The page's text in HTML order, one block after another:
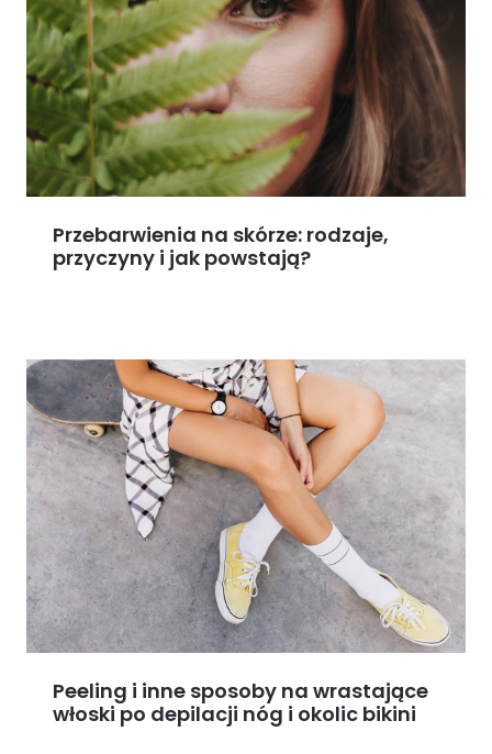
Przebarwienia na skórze: rodzaje,
przyczyny i jak powstają?
Peeling i inne sposoby na wrastające
włoski po depilacji nóg i okolic bikini